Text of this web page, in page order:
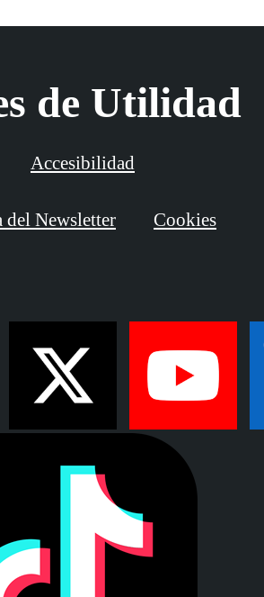
de Utilidad
Accesibilidad
del Newsletter Cookies